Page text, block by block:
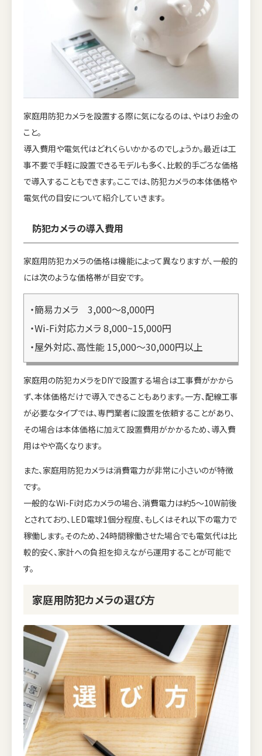
家庭用防犯カメラを設置する際に気になるのは、やはりお金の
こと。
導入費用や電気代はどれくらいかかるのでしょうか。最近は工
事不要で手軽に設置できるモデルも多く、比較的手ごろな価格
で導入することもできます。ここでは、防犯カメラの本体価格や
電気代の目安について紹介していきます。
防犯カメラの導入費用
家庭用防犯カメラの価格は機能によって異なりますが、一般的
には次のような価格帯が目安です。
・簡易カメラ 3,000～8,000円
・Wi-Fi対応カメラ 8,000~15,000円
・屋外対応、高性能 15,000～30,000円以上
家庭用の防犯カメラをDIYで設置する場合は工事費がかから
ず、本体価格だけで導入できることもあります。一方、配線工事
が必要なタイプでは、専門業者に設置を依頼することがあり、
その場合は本体価格に加えて設置費用がかかるため、導入費
用はやや高くなります。
また、家庭用防犯カメラは消費電力が非常に小さいのが特徴
です。
一般的なWi-Fi対応カメラの場合、消費電力は約5〜10W前後
とされており、LED電球1個分程度、もしくはそれ以下の電力で
稼働します。そのため、24時間稼働させた場合でも電気代は比
較的安く、家計への負担を抑えながら運用することが可能で
す。
家庭用防犯カメラの選び方